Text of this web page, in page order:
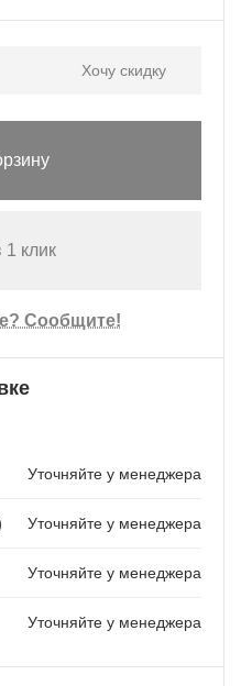
Хочу скидку
1 клик
Сообщите!
Уточняйте у менеджера
Уточняйте у менеджера
Уточняйте у менеджера
Уточняйте у менеджера